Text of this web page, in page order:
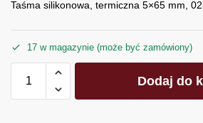
Taśma silikonowa, termiczna 5×65 mm,
17 w magazynie (może być zamówiony)
Dodaj do